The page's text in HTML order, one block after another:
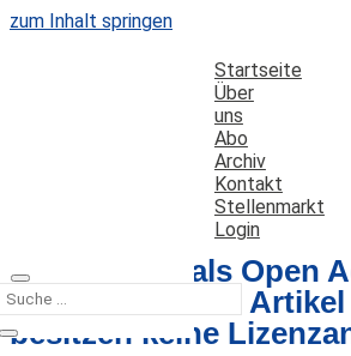
zum Inhalt springen
Startseite
Über
uns
Abo
Archiv
Kontakt
Stellenmarkt
Login
Die meisten als Open
veröffentlichten Artikel
besitzen keine